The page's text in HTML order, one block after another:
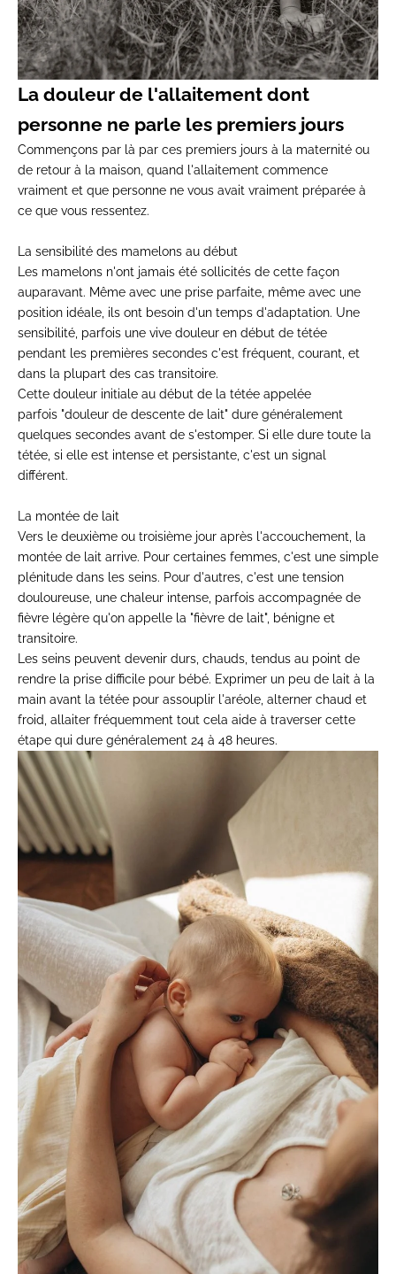
La douleur de l'allaitement dont
personne ne parle les premiers jours
Commençons par là par ces premiers jours à la maternité ou
de retour à la maison, quand l'allaitement commence
vraiment et que personne ne vous avait vraiment préparée à
ce que vous ressentez.
La sensibilité des mamelons au début
Les mamelons n'ont jamais été sollicités de cette façon
auparavant. Même avec une prise parfaite, même avec une
position idéale, ils ont besoin d'un temps d'adaptation. Une
sensibilité, parfois une vive douleur en début de tétée
pendant les premières secondes c'est fréquent, courant, et
dans la plupart des cas transitoire.
Cette douleur initiale au début de la tétée appelée
parfois "douleur de descente de lait" dure généralement
quelques secondes avant de s'estomper. Si elle dure toute la
tétée, si elle est intense et persistante, c'est un signal
différent.
La montée de lait
Vers le deuxième ou troisième jour après l'accouchement, la
montée de lait arrive. Pour certaines femmes, c'est une simple
plénitude dans les seins. Pour d'autres, c'est une tension
douloureuse, une chaleur intense, parfois accompagnée de
fièvre légère qu'on appelle la "fièvre de lait", bénigne et
transitoire.
Les seins peuvent devenir durs, chauds, tendus au point de
rendre la prise difficile pour bébé. Exprimer un peu de lait à la
main avant la tétée pour assouplir l'aréole, alterner chaud et
froid, allaiter fréquemment tout cela aide à traverser cette
étape qui dure généralement 24 à 48 heures.